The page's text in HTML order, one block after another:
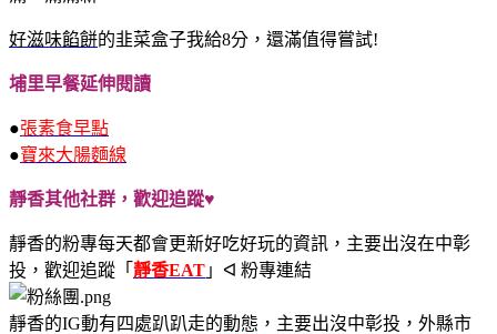
好滋味餡餅的韭菜盒子我給8分，還滿值得嘗試!
埔里早餐延伸閱讀
●張素食早點
●寶來大腸麵線
靜香其他社群，歡迎追蹤♥
靜香的粉專每天都會更新好吃好玩的資訊，主要出沒在中彰
投，歡迎追蹤 「 靜香EAT 」ᐊ 粉專連結
靜香的IG動有四處趴趴走的動態，主要出沒中彰投，外縣市